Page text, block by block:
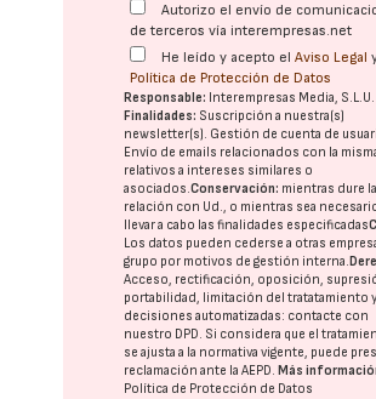
Autorizo el envío de
de terceros vía interempresas.net
He leído y acepto elAviso Legal
Política de Protección de Datos
Responsable: Interempresas Media, S.L.U.
Finalidades: Suscripción a nuestra(s)
newsletter(s). Gestión de cuenta de
Envío de emails relacionados con la
relativos a intereses similares o
asociados.Conservación: mientras dure la
relación con Ud., o mientras sea
llevar a cabo las finalidades especificadas
Los datos pueden cederse a otras
grupo por motivos de gestión interna.
Acceso, rectificación, oposición,
portabilidad, limitación del tratatamiento y
decisiones automatizadas: contacte con
nuestro DPD. Si considera que el
se ajusta a la normativa vigente, puede
reclamación ante laAEPD. Más
Política de Protección de Datos